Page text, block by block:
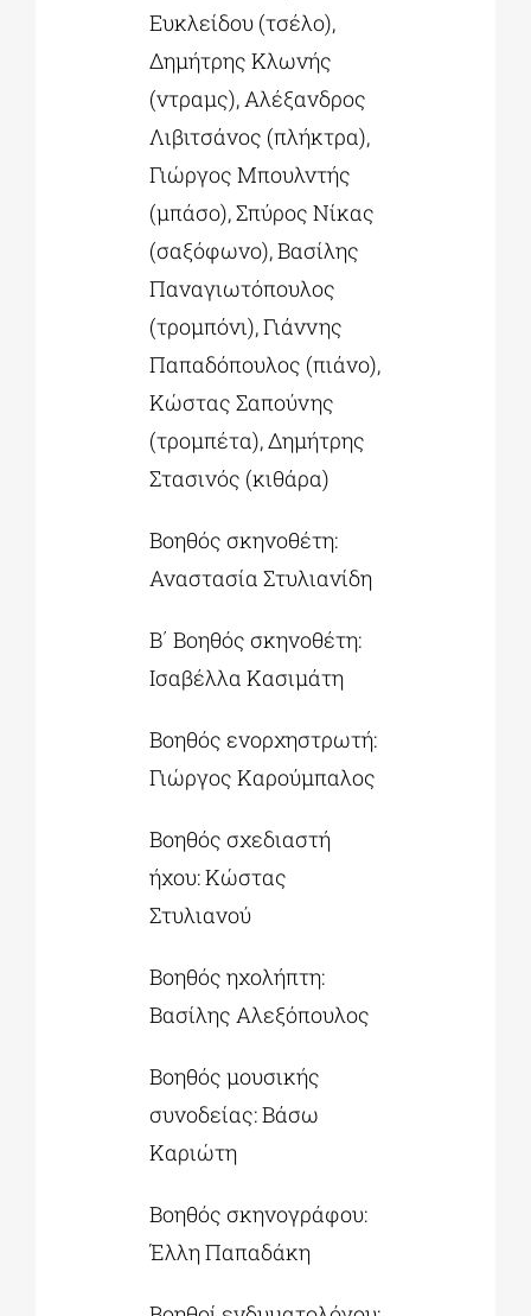
Ευκλείδου (τσέλο),
Δημήτρης Κλωνής
(ντραμς), Αλέξανδρος
Λιβιτσάνος (πλήκτρα),
Γιώργος Μπουλντής
(μπάσο), Σπύρος Nίκας
(σαξόφωνο), Βασίλης
Παναγιωτόπουλος
(τρομπόνι), Γιάννης
Παπαδόπουλος (πιάνο),
Kώστας Σαπούνης
(τρομπέτα), Δημήτρης
Στασινός (κιθάρα)
Βοηθός σκηνοθέτη:
Αναστασία Στυλιανίδη
Β΄ Βοηθός σκηνοθέτη:
Ισαβέλλα Κασιμάτη
Βοηθός ενορχηστρωτή:
Γιώργος Καρούμπαλος
Βοηθός σχεδιαστή
ήχου: Κώστας
Στυλιανού
Βοηθός ηχολήπτη:
Βασίλης Αλεξόπουλος
Βοηθός μουσικής
συνοδείας: Βάσω
Καριώτη
Βοηθός σκηνογράφου:
Έλλη Παπαδάκη